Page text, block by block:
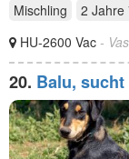
Mischling 2 Jahre
HU-2600 Vac - Vas
20. Balu,
Aktivität